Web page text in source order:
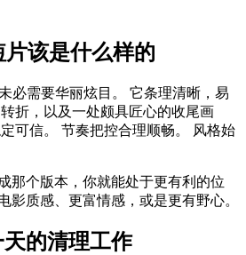
该是什么样的
必需要华丽炫目。 它条理清晰，易
折，以及一处颇具匠心的收尾画
可信。 节奏把控合理顺畅。 风格始
那个版本，你就能处于更有利的位
影质感、更富情感，或是更有野心。
的清理工作